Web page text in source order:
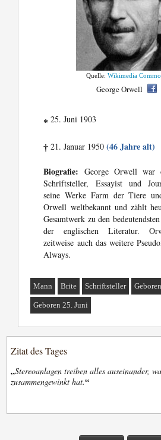
Quelle:Wikimedia
George Orwell
* 25. Juni 1903
† 21. Januar 1950(46 Jahre alt)
Biografie: George Orwell war
Schriftsteller, Essayist und
seine Werke Farm der Tiere
Orwell weltbekannt und zählt
Gesamtwerk zu den
der englischen Literatur.
zeitweise auch das weitere
Always.
Mann Brite Schriftsteller
Geboren 25. Juni
Zitat des Tages
„Stereoanlagen treiben alles auseinander,
zusammengewinkt hat.“